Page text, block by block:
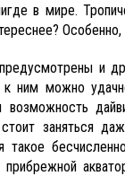
в мире.
и
к ним можно
заняться
такое